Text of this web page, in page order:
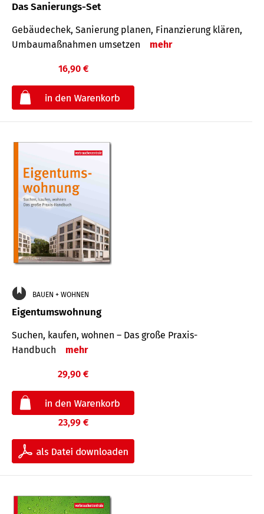
Das Sanierungs-Set
Gebäudechek, Sanierung planen, Finanzierung klären,
Umbaumaßnahmen umsetzen
mehr
16,90 €
BAUEN + WOHNEN
Eigentumswohnung
Suchen, kaufen, wohnen – Das große Praxis-
Handbuch
mehr
29,90 €
23,99 €